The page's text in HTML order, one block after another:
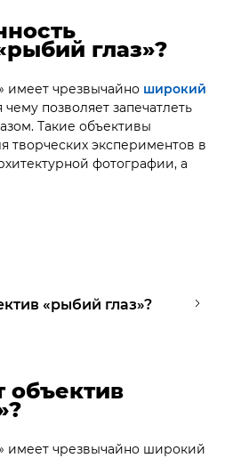
глаз»?
имеет чрезвычайно широкий
чему позволяет запечатлеть
Такие объективы
творческих экспериментов в
фотографии, а
«рыбий глаз»?
объектив
имеет чрезвычайно широкий